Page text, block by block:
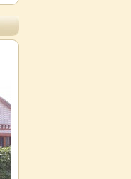
в Пензе. ООО